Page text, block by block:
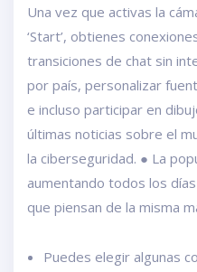
Una vez que activas la
‘Start’, obtienes
transiciones de chat sin
por país, personalizar
e incluso participar en
últimas noticias sobre el
la ciberseguridad. ● La
aumentando todos los
que piensan de la misma
Puedes elegir algunas